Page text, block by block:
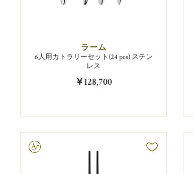
ラーム
6人用カトラリーセット(24 pcs) ステン
レス
￥128,700